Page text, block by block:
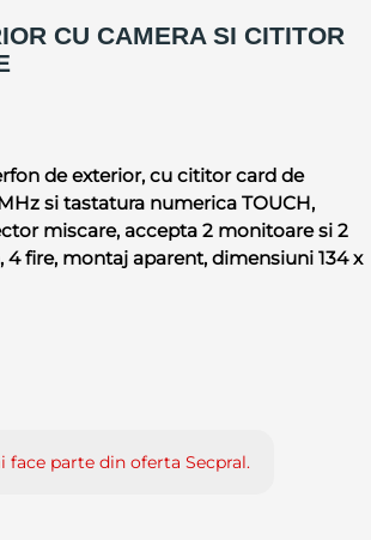
CU CAMERA SI CITITOR
de exterior, cu cititor card de
si tastatura numerica TOUCH,
miscare, accepta 2 monitoare si 2
4 fire, montaj aparent, dimensiuni 134 x
face parte din oferta Secpral.